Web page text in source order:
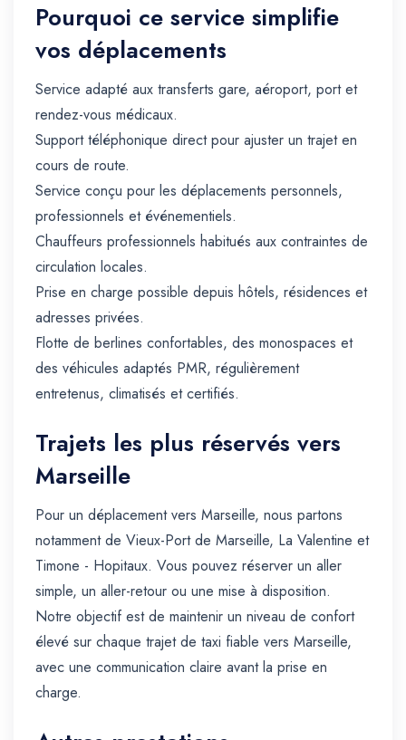
Pourquoi ce service simplifie
vos déplacements
Service adapté aux transferts gare, aéroport, port et
rendez-vous médicaux.
Support téléphonique direct pour ajuster un trajet en
cours de route.
Service conçu pour les déplacements personnels,
professionnels et événementiels.
Chauffeurs professionnels habitués aux contraintes de
circulation locales.
Prise en charge possible depuis hôtels, résidences et
adresses privées.
Flotte de berlines confortables, des monospaces et
des véhicules adaptés PMR, régulièrement
entretenus, climatisés et certifiés.
Trajets les plus réservés vers
Marseille
Pour un déplacement vers Marseille, nous partons
notamment de Vieux-Port de Marseille, La Valentine et
Timone - Hopitaux. Vous pouvez réserver un aller
simple, un aller-retour ou une mise à disposition.
Notre objectif est de maintenir un niveau de confort
élevé sur chaque trajet de taxi fiable vers Marseille,
avec une communication claire avant la prise en
charge.